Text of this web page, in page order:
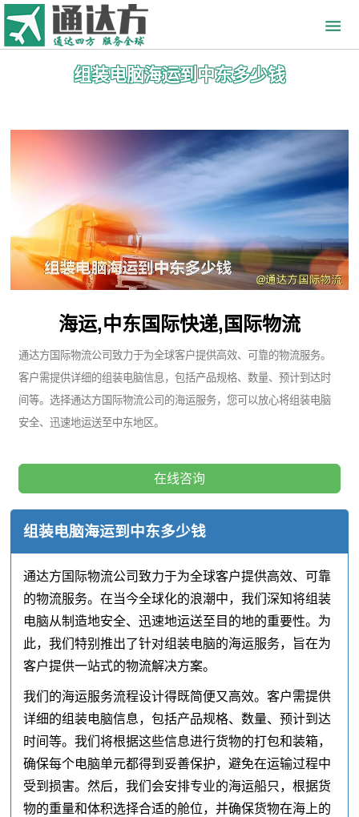
组装电脑海运到中东多少钱
海运,中东国际快递,国际物流
通达方国际物流公司致力于为全球客户提供高效、可靠的物流服务。
客户需提供详细的组装电脑信息，包括产品规格、数量、预计到达时
间等。选择通达方国际物流公司的海运服务，您可以放心将组装电脑
安全、迅速地运送至中东地区。
在线咨询
组装电脑海运到中东多少钱
通达方国际物流公司致力于为全球客户提供高效、可靠
的物流服务。在当今全球化的浪潮中，我们深知将组装
电脑从制造地安全、迅速地运送至目的地的重要性。为
此，我们特别推出了针对组装电脑的海运服务，旨在为
客户提供一站式的物流解决方案。
我们的海运服务流程设计得既简便又高效。客户需提供
详细的组装电脑信息，包括产品规格、数量、预计到达
时间等。我们将根据这些信息进行货物的打包和装箱，
确保每个电脑单元都得到妥善保护，避免在运输过程中
受到损害。然后，我们会安排专业的海运船只，根据货
物的重量和体积选择合适的舱位，并确保货物在海上的